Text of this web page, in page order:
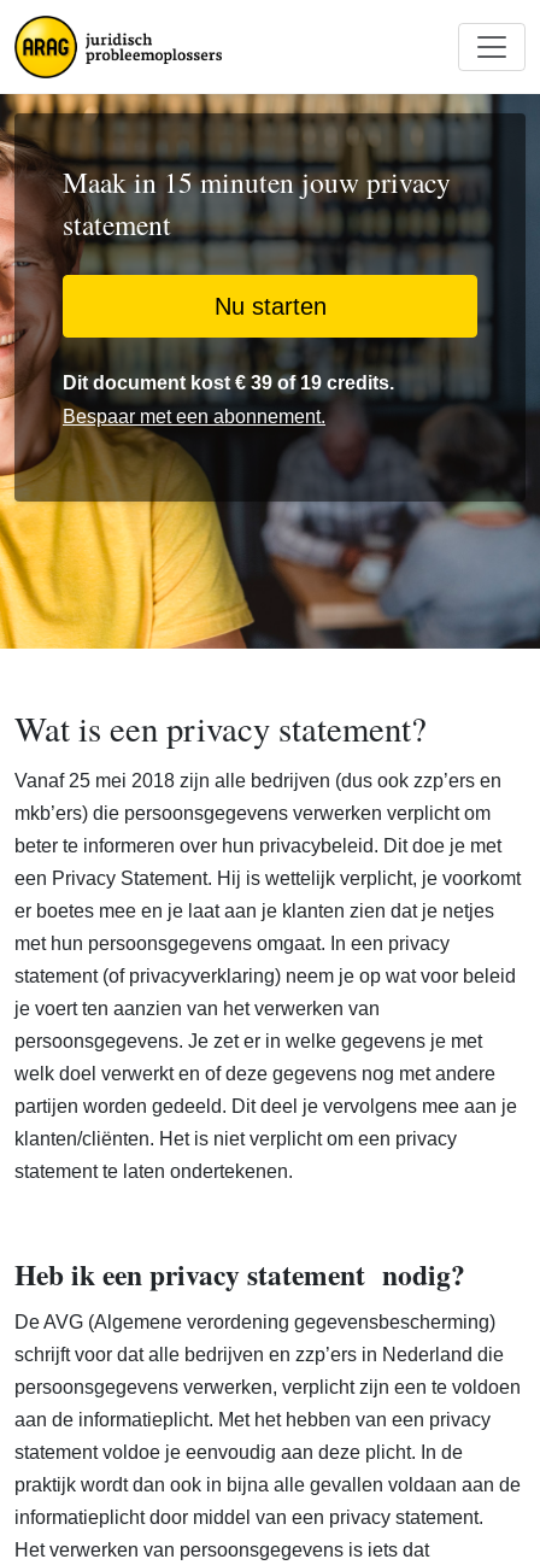
Maak in 15 minuten jouw privacy
statement
Nu starten
Dit document kost € 39 of 19 credits.
Bespaar met een abonnement.
Wat is een privacy statement?
Vanaf 25 mei 2018 zijn alle bedrijven (dus ook zzp’ers en
mkb’ers) die persoonsgegevens verwerken verplicht om
beter te informeren over hun privacybeleid. Dit doe je met
een Privacy Statement. Hij is wettelijk verplicht, je voorkomt
er boetes mee en je laat aan je klanten zien dat je netjes
met hun persoonsgegevens omgaat. In een privacy
statement (of privacyverklaring) neem je op wat voor beleid
je voert ten aanzien van het verwerken van
persoonsgegevens. Je zet er in welke gegevens je met
welk doel verwerkt en of deze gegevens nog met andere
partijen worden gedeeld. Dit deel je vervolgens mee aan je
klanten/cliënten. Het is niet verplicht om een privacy
statement te laten ondertekenen.
Heb ik een privacy statement nodig?
De AVG (Algemene verordening gegevensbescherming)
schrijft voor dat alle bedrijven en zzp’ers in Nederland die
persoonsgegevens verwerken, verplicht zijn een te voldoen
aan de informatieplicht. Met het hebben van een privacy
statement voldoe je eenvoudig aan deze plicht. In de
praktijk wordt dan ook in bijna alle gevallen voldaan aan de
informatieplicht door middel van een privacy statement.
Het verwerken van persoonsgegevens is iets dat